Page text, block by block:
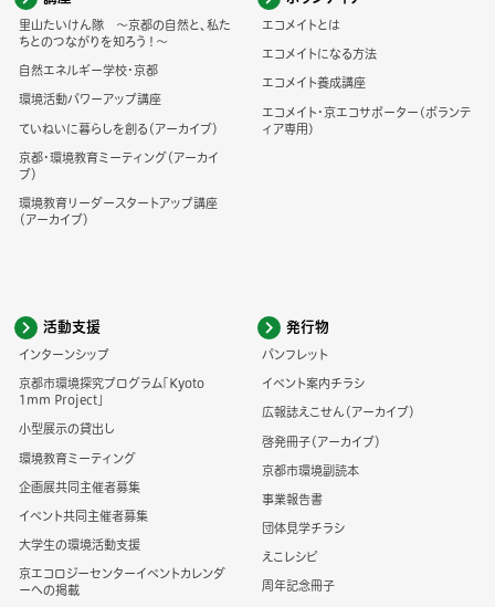
里山たいけん隊 ～京都の自然と、私た
ちとのつながりを知ろう！～
自然エネルギー学校・京都
環境活動パワーアップ講座
ていねいに暮らしを創る（アーカイブ）
京都・環境教育ミーティング（アーカイ
ブ）
環境教育リーダースタートアップ講座
（アーカイブ）
エコメイトとは
エコメイトになる方法
エコメイト養成講座
エコメイト・京エコサポーター(ボランテ
ィア専用)
活動支援
インターンシップ
京都市環境探究プログラム「Kyoto
1mm Project」
小型展示の貸出し
環境教育ミーティング
企画展共同主催者募集
イベント共同主催者募集
大学生の環境活動支援
京エコロジーセンターイベントカレンダ
ーへの掲載
発行物
パンフレット
イベント案内チラシ
広報誌えこせん（アーカイブ）
啓発冊子（アーカイブ）
京都市環境副読本
事業報告書
団体見学チラシ
えこレシピ
周年記念冊子